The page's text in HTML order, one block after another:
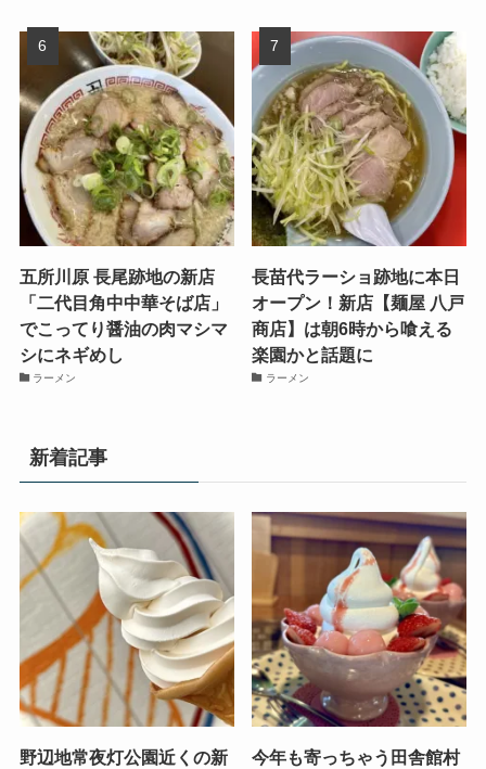
五所川原 長尾跡地の新店
「二代目角中中華そば店」
でこってり醤油の肉マシマ
シにネギめし
ラーメン
長苗代ラーショ跡地に本日
オープン！新店【麺屋 八戸
商店】は朝6時から喰える
楽園かと話題に
ラーメン
新着記事
野辺地常夜灯公園近くの新
今年も寄っちゃう田舎館村